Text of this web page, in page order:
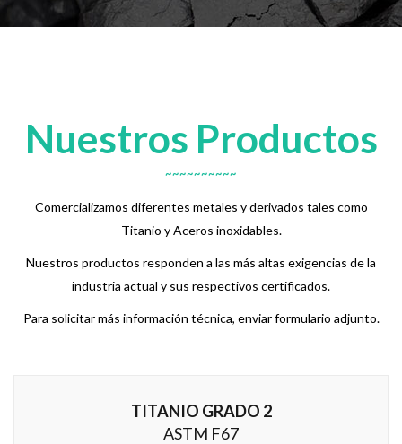
Nuestros Productos
Comercializamos diferentes metales y derivados tales como
Titanio y Aceros inoxidables.
Nuestros productos responden a las más altas exigencias de la
industria actual y sus respectivos certificados.
Para solicitar más información técnica, enviar formulario adjunto.
TITANIO GRADO 2
ASTM F67